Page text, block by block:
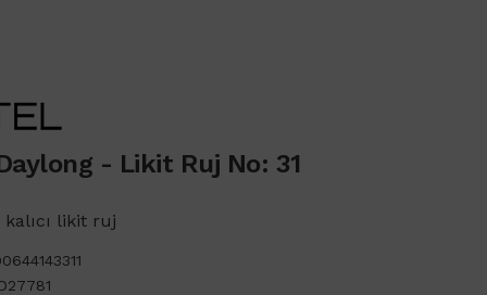
- Likit Ruj No: 31
likit ruj